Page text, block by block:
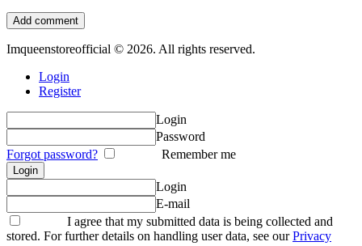
Imqueenstoreofficial © 2026. All rights reserved.
Login
Register
Login
Password
Forgot password?
Remember me
Login
E-mail
I agree that my submitted data is being collected and
stored. For further details on handling user data, see ourPrivacy